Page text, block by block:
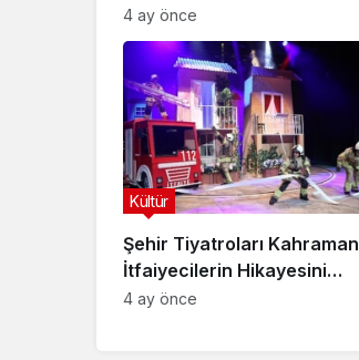
Doç. Dr. Gökçe Dervişoğlu
Okandan Oldu!
4 ay önce
Şehir Tiyatroları Kahraman
İtfaiyecilerin Hikayesini
“İtfaiyecinin Sırrı” Oyunuyla
Kültür
4 ay önce